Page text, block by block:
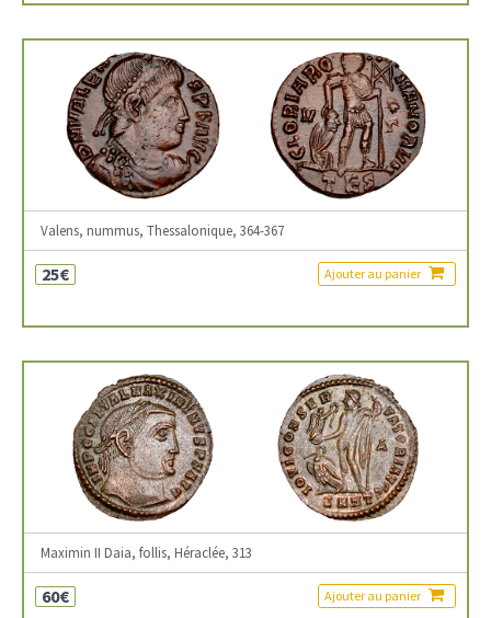
Valens, nummus, Thessalonique, 364-367
25€ Ajouter au panier
Maximin II Daia, follis, Héraclée, 313
60€ Ajouter au panier